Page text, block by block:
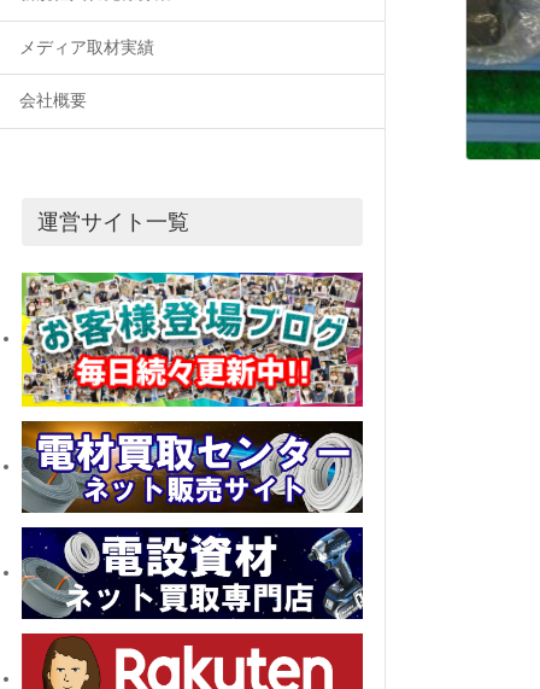
メディア取材実績
会社概要
運営サイト一覧